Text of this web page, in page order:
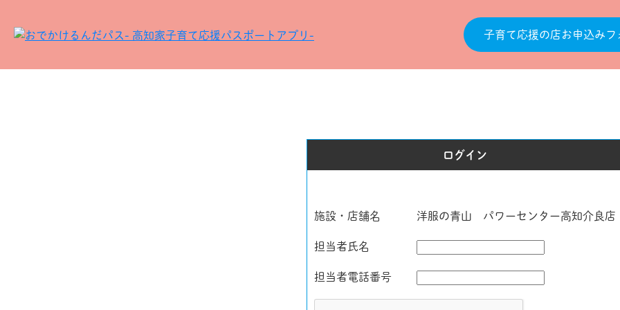
子育て応援の店お申込みフ
ログイン
施設・店舗名 洋服の青山 パワーセンター高知介良店
担当者氏名
担当者電話番号